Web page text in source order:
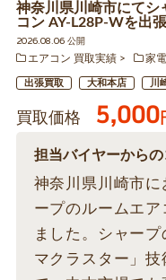
神奈川県川崎市にてシ
コン AY-L28P-Wを出
2026.08.06 公開
エアコン 買取実績
家電
出張買取 大和本店 川
買取価格 5,000
担当バイヤーからの
神奈川県川崎市に
ープのルームエ
ました。シャー
マクラスター」